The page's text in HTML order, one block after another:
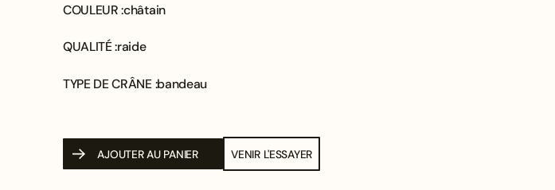
COULEUR :châtain
QUALITÉ :raide
TYPE DE CRÂNE :bandeau
AJOUTER AU PANIER VENIR L'ESSAYER